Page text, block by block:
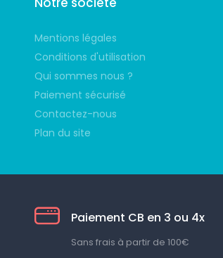
Mentions légales
Conditions d'utilisation
Qui sommes nous ?
Paiement sécurisé
Contactez-nous
Plan du site
Paiement CB en 3 ou 4x
Sans frais à partir de 100€